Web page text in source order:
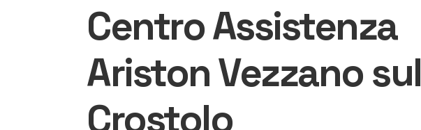
Centro Assistenza
AristonVezzano sul
Crostolo